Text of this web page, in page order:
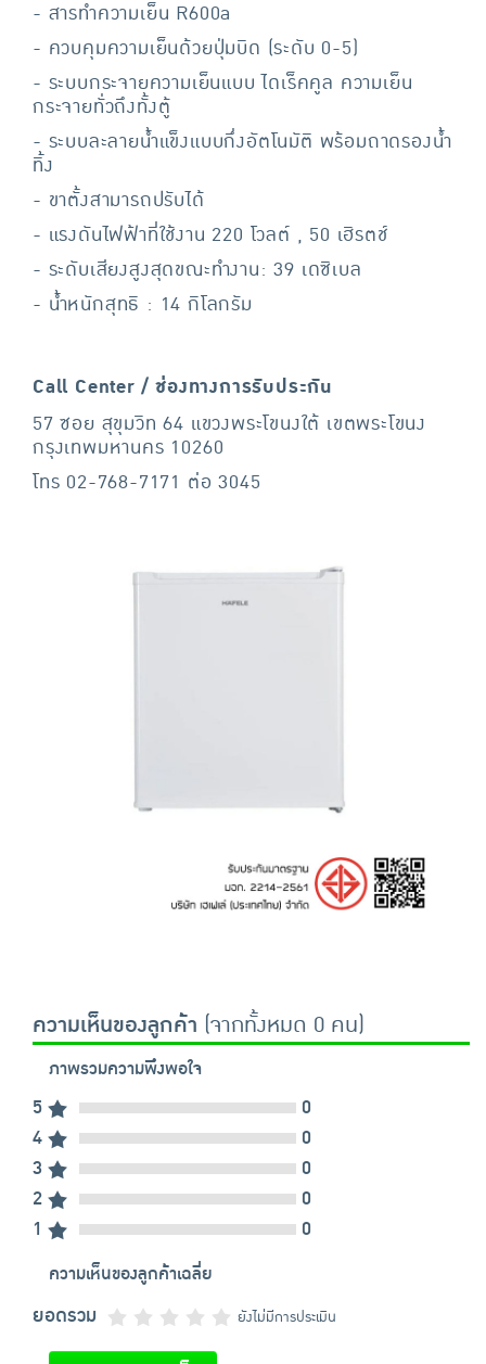
- สารทำความเย็น R600a
- ควบคุมความเย็นด้วยปุ่มบิด (ระดับ 0-5)
- ระบบกระจายความเย็นแบบ ไดเร็คคูล ความเย็น
กระจายทั่วถึงทั้งตู้
- ระบบละลายน้ำแข็งแบบกึ่งอัตโนมัติ พร้อมถาดรองน้ำ
ทิ้ง
- ขาตั้งสามารถปรับได้
- แรงดันไฟฟ้าที่ใช้งาน 220 โวลต์ , 50 เฮิรตช์
- ระดับเสียงสูงสุดขณะทำงาน: 39 เดซิเบล
- น้ำหนักสุทธิ : 14 กิโลกรัม
Call Center / ช่องทางการรับประกัน
57 ซอย สุขุมวิท 64 แขวงพระโขนงใต้ เขตพระโขนง
กรุงเทพมหานคร 10260
โทร 02-768-7171 ต่อ 3045
ความเห็นของลูกค้า (จากทั้งหมด 0 คน)
ภาพรวมความพึงพอใจ
5
0
4
0
3
0
2
0
1
0
ความเห็นของลูกค้าเฉลี่ย
ยอดรวม ยังไม่มีการประเมิน